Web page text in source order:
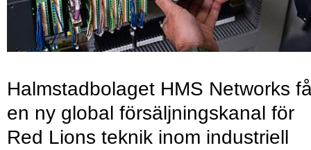
Halmstadbolaget HMS Networks
en ny global försäljningskanal för
Red Lions teknik inom industriell